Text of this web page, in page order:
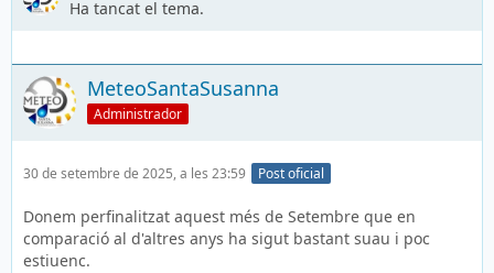
Ha tancat el tema.
MeteoSantaSusanna
Administrador
30 de setembre de 2025, a les 23:59 Post oficial
Donem perfinalitzat aquest més de Setembre que en
comparació al d'altres anys ha sigut bastant suau i poc
estiuenc.